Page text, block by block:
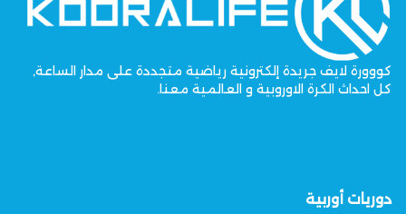
كووورة لايف جريدة إلكترونية رياضية متجددة على مدار الساعة,
كل احداث الكرة الاوروبية و العالمية معنا.
دوريات أوربية